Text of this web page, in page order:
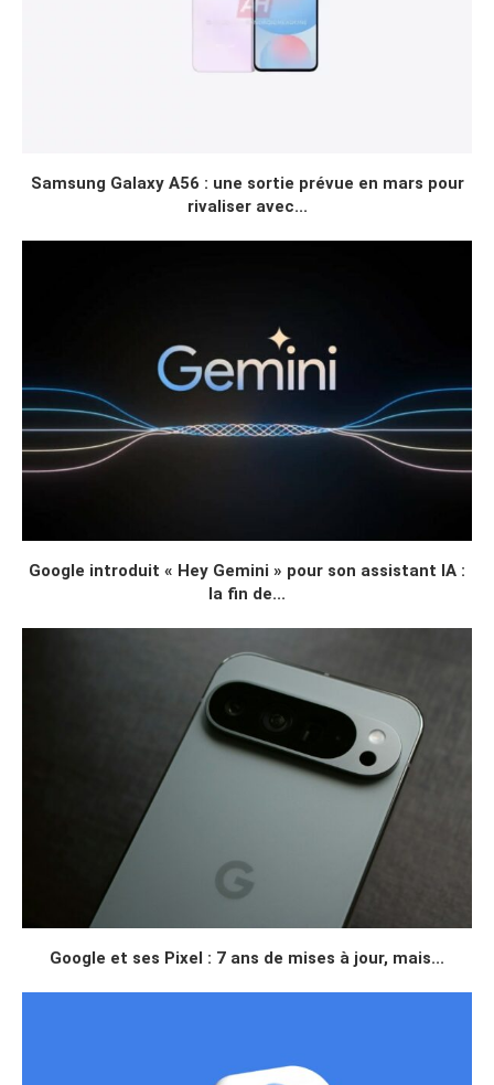
Samsung Galaxy A56 : une sortie prévue en mars pour
rivaliser avec...
Google introduit « Hey Gemini » pour son assistant IA :
la fin de...
Google et ses Pixel : 7 ans de mises à jour, mais...